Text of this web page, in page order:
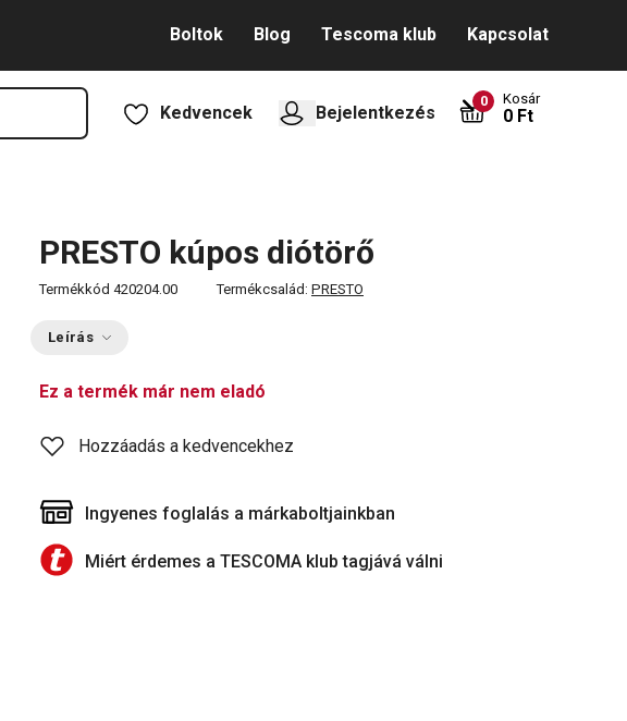
Boltok Blog Tescoma klub Kapcsolat
Kedvencek Bejelentkezés
0 Kosár
0 Ft
PRESTO kúpos diótörő
Termékkód 420204.00 Termékcsalád: PRESTO
Leírás
Ez a termék már nem eladó
Hozzáadás a kedvencekhez
Ingyenes foglalás a márkaboltjainkban
Miért érdemes a TESCOMA klub tagjává válni